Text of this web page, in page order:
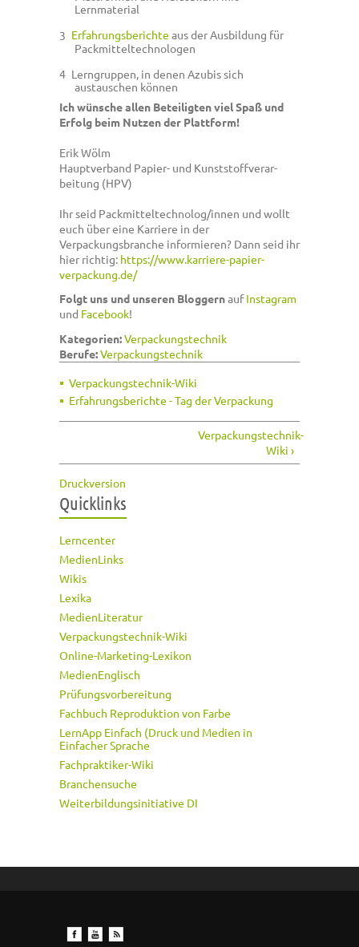
Lernmaterial
Erfahrungsberichteaus der Ausbildung für
Packmitteltechnologen
Lerngruppen, in denen Azubis sich
austauschen können
Ich wünsche allen Beteiligten viel Spaß und
Erfolg beim Nutzen der Plattform!
Erik Wölm
Hauptverband Papier- und Kunststoff­verar­
beitung (HPV)
Ihr seid Packmitteltechnolog/innen und wollt
euch über eine Karriere in der
Verpackungsbranche informieren? Dann seid ihr
hier richtig: https://www.karriere-papier-
verpackung.de/
Folgt uns und unseren BloggernaufInstagram
und Facebook!
Kategorien:Verpackungstechnik
Berufe:Verpackungstechnik
Verpackungstechnik-Wiki
Erfahrungsberichte - Tag der Verpackung
Verpackungstechnik-
Wiki ›
Druckversion
Quicklinks
Lerncenter
MedienLinks
Wikis
Lexika
MedienLiteratur
Verpackungstechnik-Wiki
Online-Marketing-Lexikon
MedienEnglisch
Prüfungsvorbereitung
Fachbuch Reproduktion von Farbe
LernApp Einfach (Druck und Medien in
Einfacher Sprache
Fachpraktiker-Wiki
Branchensuche
Weiterbildungsinitiative DI